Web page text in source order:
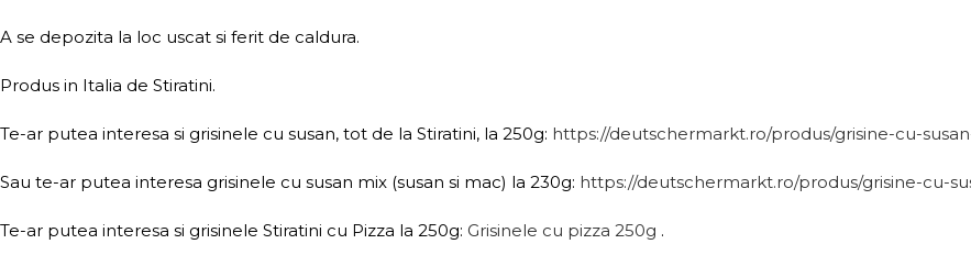
A se depozita la loc uscat si ferit de caldura.
Produs in Italia de Stiratini.
Te-ar putea interesa si grisinele cu susan, tot de la Stiratini, la 250g: https://deutschermarkt.ro/produs/grisine-cu-
Sau te-ar putea interesa grisinele cu susan mix (susan si mac) la 230g: https://deutschermarkt.ro/produs/grisine-cu-
Te-ar putea interesa si grisinele Stiratini cu Pizza la 250g: Grisinele cu pizza 250g .